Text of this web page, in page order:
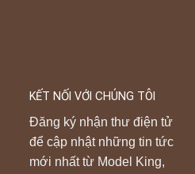
KẾT NỐI VỚI CHÚNG TÔI
Đăng ký nhận thư điện tử
để cập nhật những tin tức
mới nhất từ Model King,